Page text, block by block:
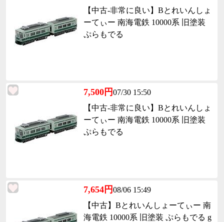
【中古-非常に良い】Bとれいんしょ
ーてぃー 南海電鉄 10000系 旧塗装
ぷらもでる
7,500円07/30 15:50
【中古-非常に良い】Bとれいんしょ
ーてぃー 南海電鉄 10000系 旧塗装
ぷらもでる
7,654円08/06 15:49
【中古】Bとれいんしょーてぃー 南
海電鉄 10000系 旧塗装 ぷらもでる g